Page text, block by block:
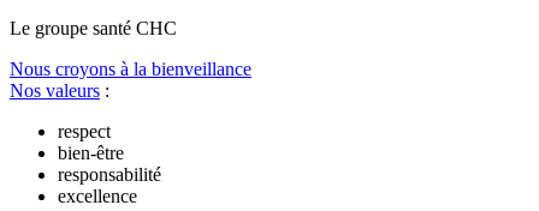
Le groupe santé CHC
Nous croyons à la bienveillance
Nos valeurs :
respect
bien-être
responsabilité
excellence